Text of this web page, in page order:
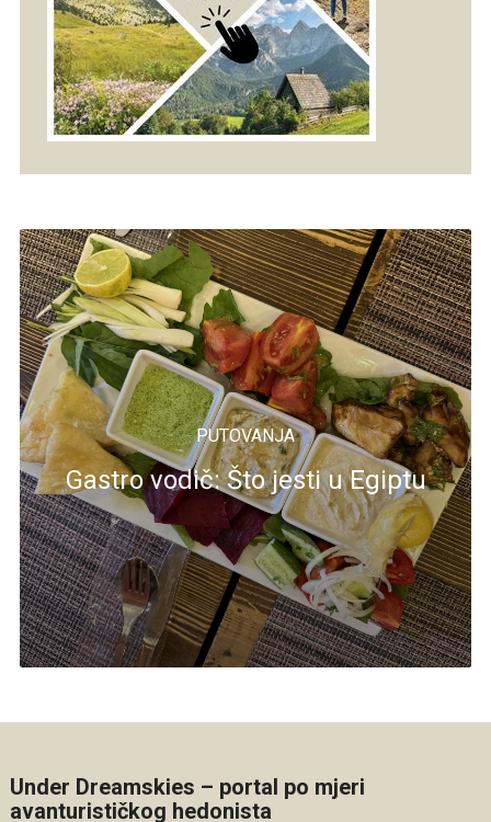
PUTOVANJA
Gastro vodič: Što jesti u Egiptu
Under Dreamskies – portal po mjeri
avanturističkog hedonista